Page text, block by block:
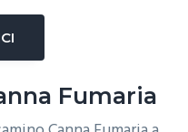
Fumaria